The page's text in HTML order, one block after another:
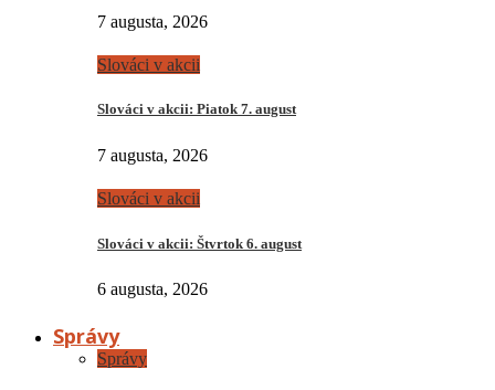
7 augusta, 2026
Slováci v akcii
Slováci v akcii: Piatok 7. august
7 augusta, 2026
Slováci v akcii
Slováci v akcii: Štvrtok 6. august
6 augusta, 2026
Správy
Správy